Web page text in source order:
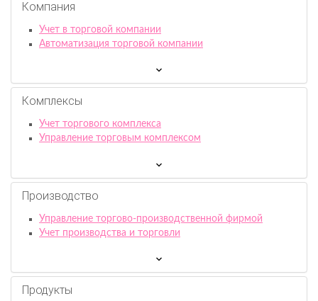
Компания
Учет в торговой компании
Автоматизация торговой компании
Комплексы
Учет торгового комплекса
Управление торговым комплексом
Производство
Управление торгово-производственной фирмой
Учет производства и торговли
Продукты